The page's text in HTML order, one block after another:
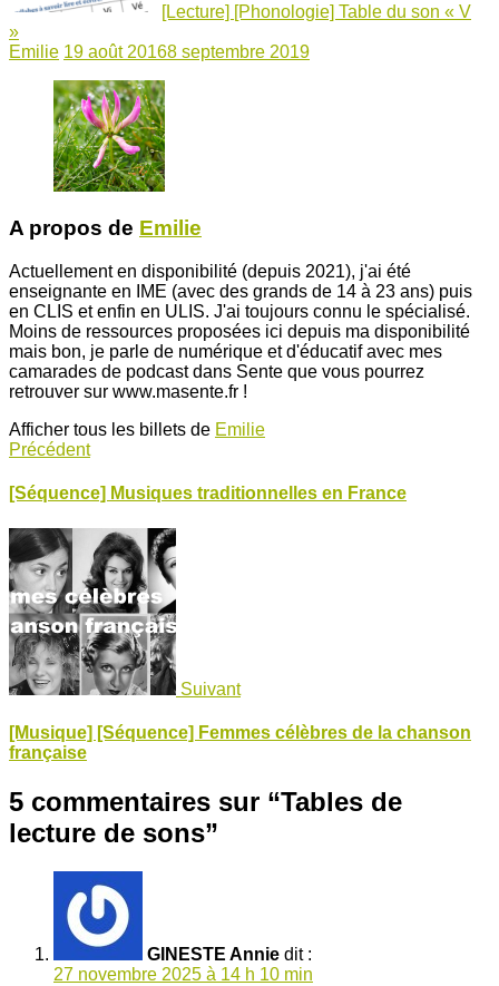
[Lecture] [Phonologie] Table du son « V
»
Emilie 19 août 20168 septembre 2019
A propos de Emilie
Actuellement en disponibilité (depuis 2021), j'ai été
enseignante en IME (avec des grands de 14 à 23 ans) puis
en CLIS et enfin en ULIS. J'ai toujours connu le spécialisé.
Moins de ressources proposées ici depuis ma disponibilité
mais bon, je parle de numérique et d'éducatif avec mes
camarades de podcast dans Sente que vous pourrez
retrouver sur www.masente.fr !
Afficher tous les billets de Emilie
Précédent
[Séquence] Musiques traditionnelles en France
Suivant
[Musique] [Séquence] Femmes célèbres de la chanson
française
5 commentaires sur “Tables de
lecture de sons”
GINESTE Annie dit :
27 novembre 2025 à 14 h 10 min